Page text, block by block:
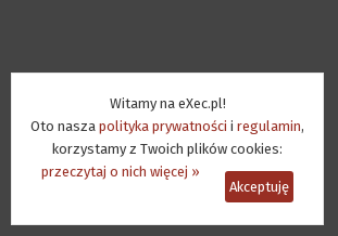
Witamy na eXec.pl!
Oto nasza polityka prywatności i regulamin,
korzystamy z Twoich plików cookies:
przeczytaj o nich więcej »
Akceptuję